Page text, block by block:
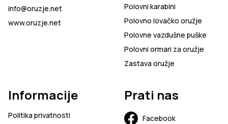
info@oruzje.net
www.oruzje.net
Polovni karabini
Polovno lovačko oružje
Polovne vazdušne puške
Polovni ormari za oružje
Zastava oružje
Informacije
Politika privatnosti
Prati nas
Facebook